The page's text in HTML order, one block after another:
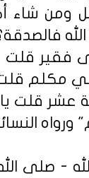
ومن شاء
قلت يا
مكلم
قلت يا
ورواه
- صلى